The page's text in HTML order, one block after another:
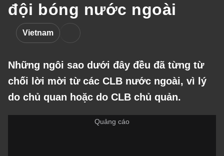
đội bóng nước ngoài
Vietnam
Những ngôi sao dưới đây đều đã từng từ
chối lời mời từ các CLB nước ngoài, vì lý
do chủ quan hoặc do CLB chủ quản.